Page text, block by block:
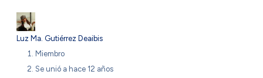
Luz Ma. Gutiérrez Deaibis
Miembro
Se unió a hace 12 años